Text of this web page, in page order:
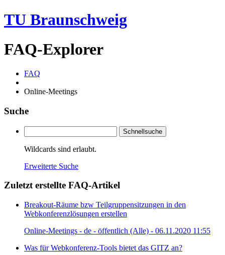
TU Braunschweig
FAQ-Explorer
FAQ
Online-Meetings
Suche
Schnellsuche
Wildcards sind erlaubt.
Erweiterte Suche
Zuletzt erstellte FAQ-Artikel
Breakout-Räume bzw Teilgruppensitzungen in den
Webkonferenzlösungen erstellen
Online-Meetings - de - öffentlich (Alle) - 06.11.2020 11:55
Was für Webkonferenz-Tools bietet das GITZ an?